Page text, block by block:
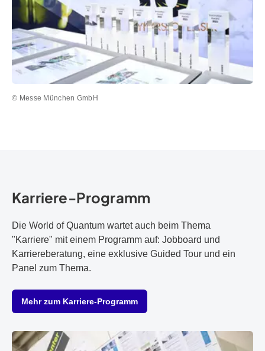
© Messe München GmbH
Karriere-Programm
Die World of Quantum wartet auch beim Thema
"Karriere" mit einem Programm auf: Jobboard und
Karriereberatung, eine exklusive Guided Tour und ein
Panel zum Thema.
Mehr zum Karriere-Programm